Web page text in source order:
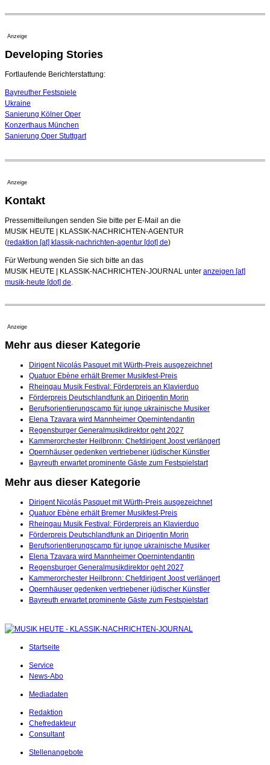
Dirigent Nicolás Pasquet mit Würth-Preis der
Jeunesses Musicales ausgezeichnet
07. August 2026 - 13:20 Uhr
Anzeige
Developing Stories
Fortlaufende Berichterstattung:
Bayreuther Festspiele
Ukraine
Sanierung Kölner Oper
Konzerthaus München
Sanierung Oper Stuttgart
Anzeige
Kontakt
Pressemitteilungen senden Sie bitte per E-Mail an die
MUSIK HEUTE | KLASSIK-NACHRICHTEN-AGENTUR
(redaktion [at] klassik-nachrichten-agentur [dot] de)
Für Werbung wenden Sie sich bitte an das
MUSIK HEUTE | KLASSIK-NACHRICHTEN-JOURNAL unter anzeigen [at]
musik-heute [dot] de
Anzeige
Mehr aus dieser Kategorie
Dirigent Nicolás Pasquet mit Würth-Preis ausgezeichnet
Quatuor Ebène erhält Bremer Musikfest-Preis
Rheingau Musik Festival: Förderpreis an Klavierduo
Förderpreis Deutschlandfunk an Dirigentin Morin
Berufsorientierungscamp für junge ukrainische Musiker
Elena Tzavara wird Mannheimer Opernintendantin
Regensburger Generalmusikdirektor geht 2027
Kammerorchester Heilbronn: Chefdirigent Joost verlängert
Opernhäuser gedenken vertriebener jüdischer Künstler
Bayreuth erwartet prominente Gäste zum Festspielstart
Mehr aus dieser Kategorie
Dirigent Nicolás Pasquet mit Würth-Preis ausgezeichnet
Quatuor Ebène erhält Bremer Musikfest-Preis
Rheingau Musik Festival: Förderpreis an Klavierduo
Förderpreis Deutschlandfunk an Dirigentin Morin
Berufsorientierungscamp für junge ukrainische Musiker
Elena Tzavara wird Mannheimer Opernintendantin
Regensburger Generalmusikdirektor geht 2027
Kammerorchester Heilbronn: Chefdirigent Joost verlängert
Opernhäuser gedenken vertriebener jüdischer Künstler
Bayreuth erwartet prominente Gäste zum Festspielstart
Startseite
Service
News-Abo
Mediadaten
Redaktion
Chefredakteur
Consultant
Stellenangebote